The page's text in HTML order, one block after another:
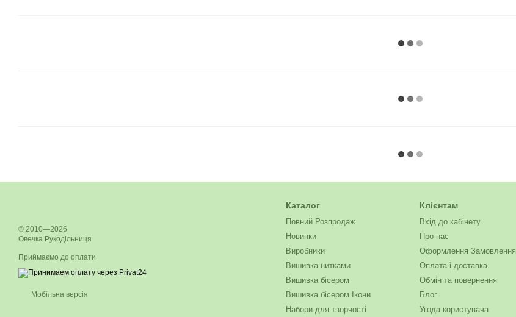
© 2010—2026
Овечка Рукодільниця
Приймаємо до оплати
Мобільна версія
Каталог
Повний Розпродаж
Новинки
Виробники
Вишивка нитками
Вишивка бісером
Вишивка бісером Ікони
Набори для творчості
Клієнтам
Вхід до кабінету
Про нас
Оформлення Замовлення
Оплата і доставка
Обмін та повернення
Блог
Угода користувача